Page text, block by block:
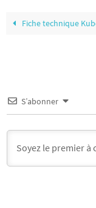
Fiche technique
S’abonner